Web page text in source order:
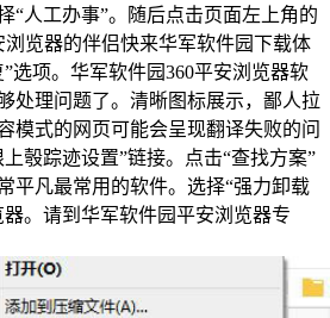
“人工办事”。随后点击页面左上角的
览器的伴侣快来华军软件园下载体
选项。华军软件园360平安浏览器软
处理问题了。清晰图标展示，鄙人拉
模式的网页可能会呈现翻译失败的问
彀踪迹设置”链接。点击“查找方案”
平凡最常用的软件。选择“强力卸载
。请到华军软件园平安浏览器专